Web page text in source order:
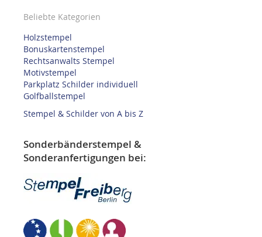
Beliebte Kategorien
Holzstempel
Bonuskartenstempel
Rechtsanwalts Stempel
Motivstempel
Parkplatz Schilder individuell
Golfballstempel
Stempel & Schilder von A bis Z
Sonderbänderstempel &
Sonderanfertigungen bei: